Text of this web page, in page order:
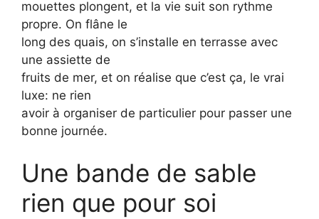
mouettes plongent, et la vie suit son rythme
propre. On flâne le
long des quais, on s’installe en terrasse avec
une assiette de
fruits de mer, et on réalise que c’est ça, le vrai
luxe: ne rien
avoir à organiser de particulier pour passer une
bonne journée.
Une bande de sable
rien que pour soi